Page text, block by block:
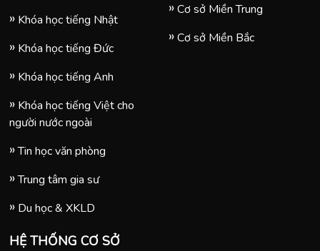
Khóa học tiếng Nhật
Khóa học tiếng Đức
Khóa học tiếng Anh
Khóa học tiếng Việt cho
người nước ngoài
Tin học văn phòng
Trung tâm gia sư
Du học & XKLD
Cơ sở Miền Trung
Cơ sở Miền Bắc
HỆ THỐNG CƠ SỞ